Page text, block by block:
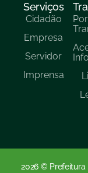
Serviços
Cidadão
Empresa
Servidor
Imprensa
2026 © Prefeitura